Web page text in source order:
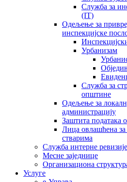
Служба за
(IT)
Одељење за
инспекцијске
Урбанизам
Служба за
општине
Одељење за
администрацију
Заштита података
Лица овлашћена
стварима
Служба интерне ревизије
Месне заједнице
Организациона
Услуге